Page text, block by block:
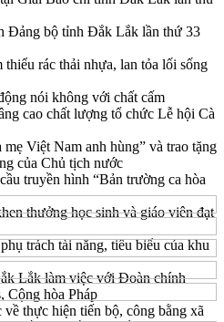
Đảng bộ tỉnh Đắk Lắk lần thứ 33
rác thải nhựa, lan tỏa lối sống
nói không với chất cấm
cao chất lượng tổ chức Lễ hội Cà
Việt Nam anh hùng” và trao tặng
của Chủ tịch nước
truyền hình “Bản trường ca hòa
thưởng học sinh và giáo viên đạt
trách tài năng, tiêu biểu của khu
Lắk làm việc với Đoàn chính
Cộng hòa Pháp
thực hiện tiến bộ, công bằng xã